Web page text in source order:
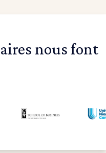
nous font